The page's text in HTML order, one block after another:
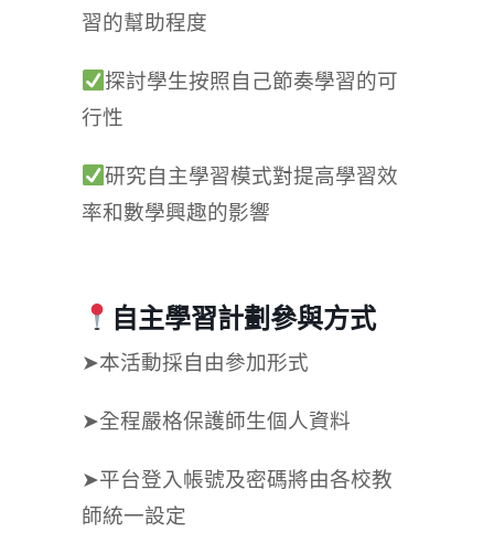
習的幫助程度
探討學生按照自己節奏學習的可
行性
研究自主學習模式對提高學習效
率和數學興趣的影響
自主學習計劃參與方式
➤本活動採自由參加形式
➤全程嚴格保護師生個人資料
➤平台登入帳號及密碼將由各校教
師統一設定